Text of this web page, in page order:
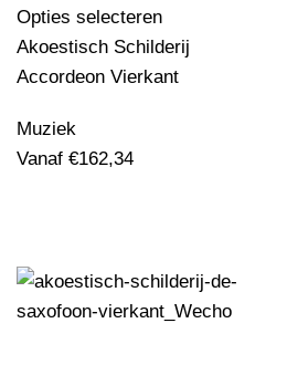
Opties selecteren
Akoestisch Schilderij
Accordeon Vierkant
Muziek
Vanaf €162,34